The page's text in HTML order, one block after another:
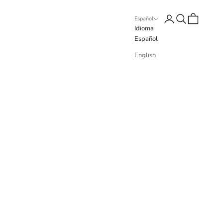
Español
Idioma
Español
English
Iniciar sesión
Buscar
Cesta